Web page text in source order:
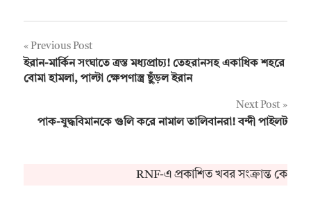
Post
navigation
Previous Post
ইরান-মার্কিন সংঘাতে ত্রস্ত মধ্যপ্রাচ্য! তেহরানসহ একাধিক শহরে
বোমা হামলা, পাল্টা ক্ষেপণাস্ত্র ছুঁড়ল ইরান
Next Post
পাক-যুদ্ধবিমানকে গুলি করে নামাল তালিবানরা! বন্দী পাইলট
RNF-এ প্রকাশিত খবর সংক্রান্ত